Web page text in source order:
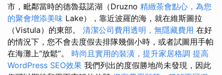
市，毗鄰當時的德魯茲諾湖（Druzno 精緻茶會點心，為您
的聚會增添美味 Lake），靠近波羅的海，就在維斯圖拉
（Vistula）的東部。 清潔公司費用透明，無隱藏費用 在好
的情況下，您不會去度假去排隊幾個小時，或者試圖用手帕
在海灘上“放鬆”。 時尚且實用的裝潢，提升家居格調 提高
WordPress SEO效果 我們列出的度假勝地尚未發現，因此